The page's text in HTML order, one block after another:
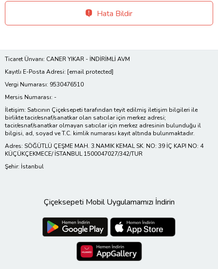
Hata Bildir
Ticaret Ünvanı: CANER YIKAR - İNDİRİMLİ AVM
Kayıtlı E-Posta Adresi: [email protected]
Vergi Numarası: 9530476510
Mersis Numarası: -
İletişim: Satıcının Çiçeksepeti tarafından teyit edilmiş iletişim bilgileri ile
birlikte tacir/esnaf/sanatkar olan satıcılar için merkez adresi;
tacir/esnaf/sanatkar olmayan satıcılar için merkez adresinin bulunduğu il
bilgisi, ad, soyad ve T.C. kimlik numarası kayıt altında bulunmaktadır.
Adres: SÖĞÜTLÜ ÇEŞME MAH. 3.NAMIK KEMAL SK. NO: 39 İÇ KAPI NO: 4
KÜÇÜKÇEKMECE/ İSTANBUL 1500047027/342/TUR
Şehir: İstanbul
Çiçeksepeti Mobil Uygulamamızı İndirin